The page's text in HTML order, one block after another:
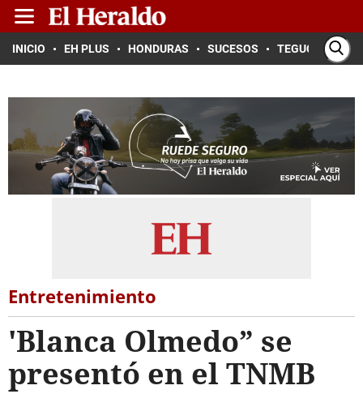
INICIO EH PLUS HONDURAS SUCESOS TEGUCIGALPA
Entretenimiento
'Blanca Olmedo” se
presentó en el TNMB